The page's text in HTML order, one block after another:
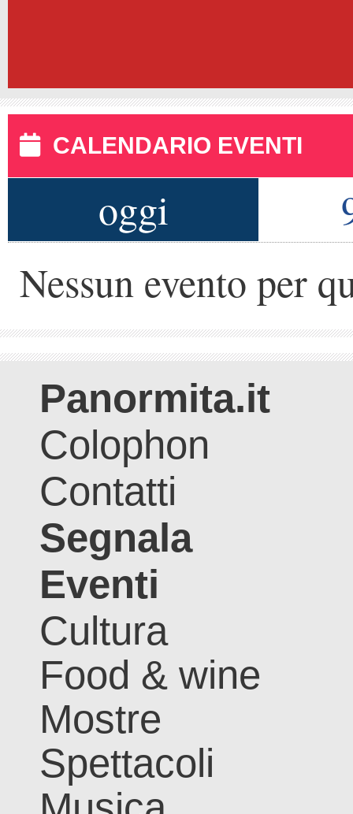
CALENDARIO EVENTI
oggi
Nessun evento per
Panormita.it
Colophon
Contatti
Segnala
Eventi
Cultura
Food & wine
Mostre
Spettacoli